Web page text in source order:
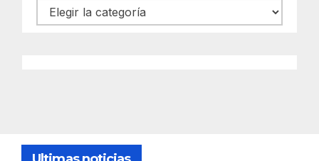
Categorías